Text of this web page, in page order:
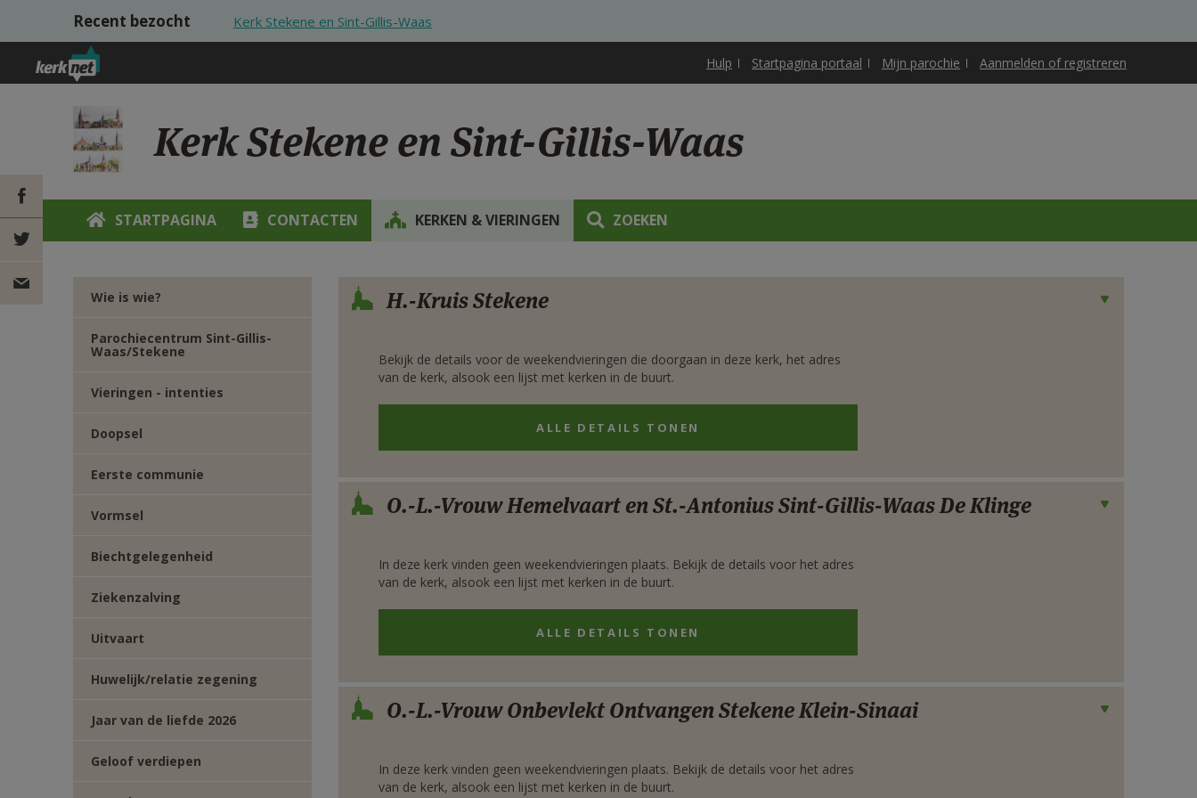
Overslaan en naar de inhoud gaan
Recent bezocht Kerk Stekene en Sint-Gillis-Waas
Hulp Startpagina portaal Mijn parochie Aanmelden of registreren
Kerk Stekene en Sint-Gillis-Waas
STARTPAGINA CONTACTEN KERKEN & VIERINGEN ZOEKEN
DEEL OP
FACEBOOK
DEEL OP
Wie is wie?
Parochiecentrum Sint-Gillis-
Waas/Stekene
Vieringen - intenties
Doopsel
Eerste communie
Vormsel
Biechtgelegenheid
Ziekenzalving
Uitvaart
Huwelijk/relatie zegening
Jaar van de liefde 2026
Geloof verdiepen
VerbergenH.-Kruis Stekene
Bekijk de details voor de weekendvieringen die doorgaan in deze kerk, het adres
van de kerk, alsook een lijst met kerken in de buurt.
ALLE DETAILS TONEN
VerbergenO.-L.-Vrouw Hemelvaart en St.-Antonius Sint-Gillis-Waas De Klinge
In deze kerk vinden geen weekendvieringen plaats. Bekijk de details voor het adres
van de kerk, alsook een lijst met kerken in de buurt.
ALLE DETAILS TONEN
VerbergenO.-L.-Vrouw Onbevlekt Ontvangen Stekene Klein-Sinaai
In deze kerk vinden geen weekendvieringen plaats. Bekijk de details voor het adres
van de kerk, alsook een lijst met kerken in de buurt.